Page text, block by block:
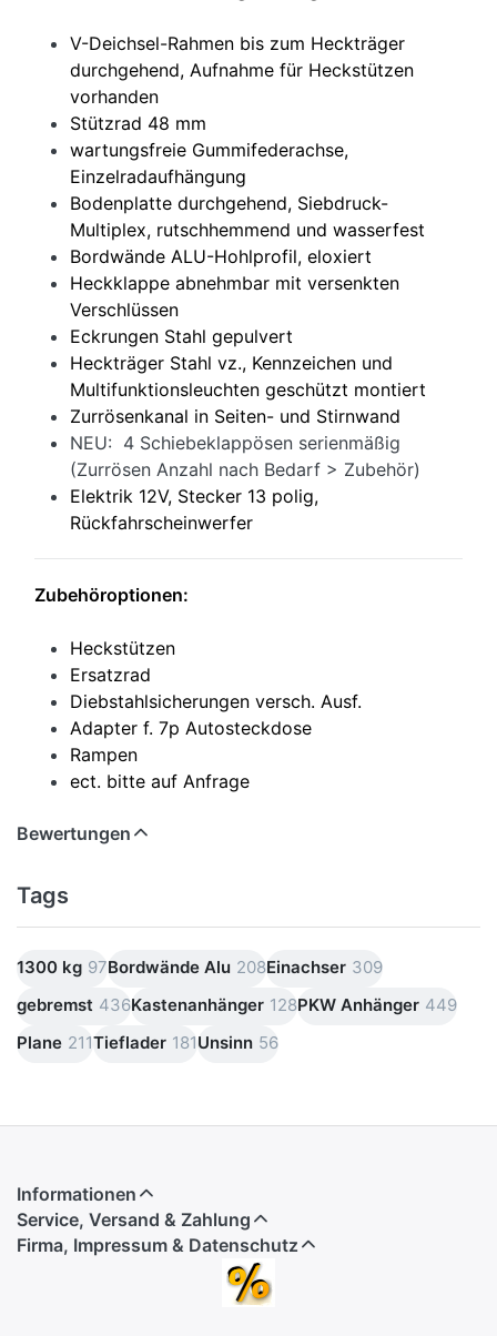
V-Deichsel-Rahmen bis zum Heckträger
durchgehend, Aufnahme für Heckstützen
vorhanden
Stützrad 48 mm
wartungsfreie Gummifederachse,
Einzelradaufhängung
Bodenplatte durchgehend, Siebdruck-
Multiplex, rutschhemmend und wasserfest
Bordwände ALU-Hohlprofil, eloxiert
Heckklappe abnehmbar mit versenkten
Verschlüssen
Eckrungen Stahl gepulvert
Heckträger Stahl vz., Kennzeichen und
Multifunktionsleuchten geschützt montiert
Zurrösenkanal in Seiten- und Stirnwand
NEU: 4 Schiebeklappösen serienmäßig
(Zurrösen Anzahl nach Bedarf > Zubehör)
Elektrik 12V, Stecker 13 polig,
Rückfahrscheinwerfer
Zubehöroptionen:
Heckstützen
Ersatzrad
Diebstahlsicherungen versch. Ausf.
Adapter f. 7p Autosteckdose
Rampen
ect. bitte auf Anfrage
Bewertungen
Tags
1300 kg 97Bordwände Alu 208Einachser 309
gebremst 436Kastenanhänger 128PKW Anhänger 449
Plane 211Tieflader 181Unsinn 56
Informationen
Service, Versand & Zahlung
Firma, Impressum & Datenschutz